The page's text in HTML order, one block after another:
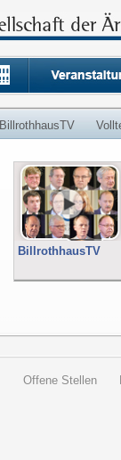
BillrothhausTV
BillrothhausTV
Offene Stellen